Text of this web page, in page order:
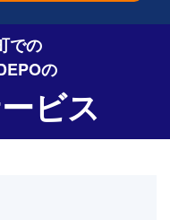
での
の
ビス